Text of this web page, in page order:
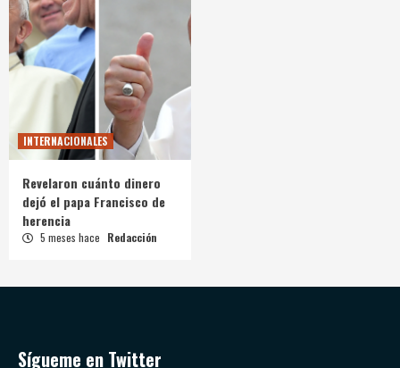
INTERNACIONALES
Revelaron cuánto dinero
dejó el papa Francisco de
herencia
5 meses hace Redacción
Sígueme en Twitter